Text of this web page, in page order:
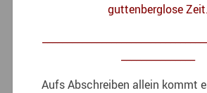
guttenberglose Zeit.
Aufs Abschreiben allein kommt